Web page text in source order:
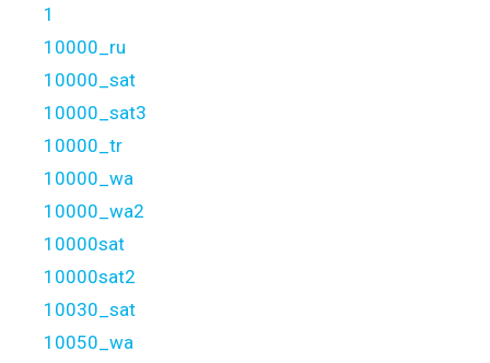
1
10000_ru
10000_sat
10000_sat3
10000_tr
10000_wa
10000_wa2
10000sat
10000sat2
10030_sat
10050_wa